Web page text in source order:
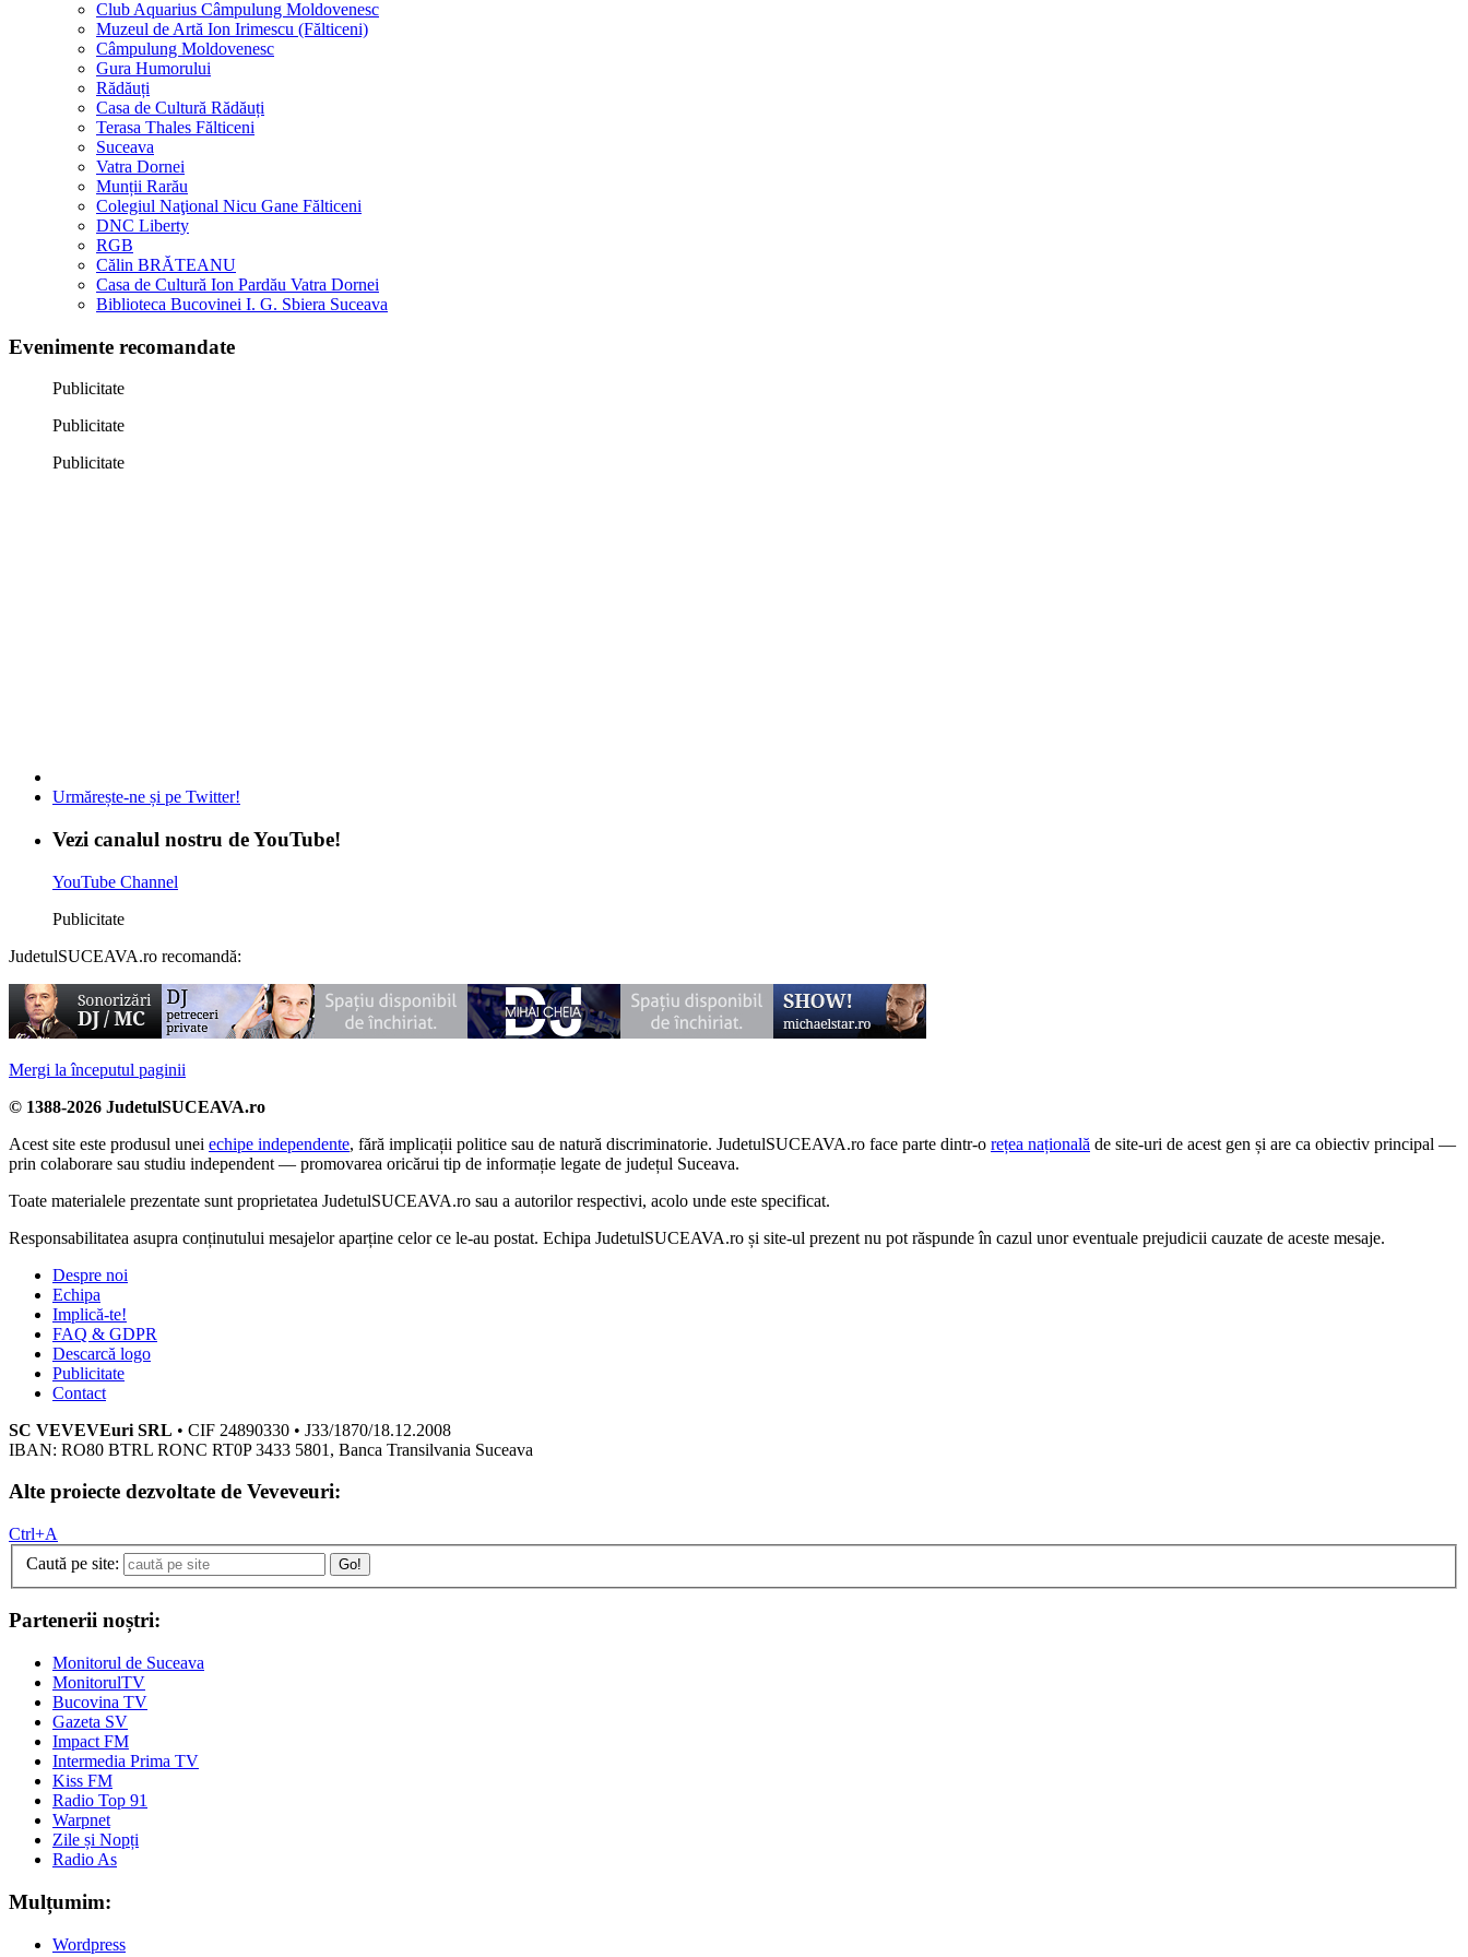
Club Aquarius Câmpulung Moldovenesc
Muzeul de Artă Ion Irimescu (Fălticeni)
Câmpulung Moldovenesc
Gura Humorului
Rădăuți
Casa de Cultură Rădăuți
Terasa Thales Fălticeni
Suceava
Vatra Dornei
Munții Rarău
Colegiul Naţional Nicu Gane Fălticeni
DNC Liberty
RGB
Călin BRĂTEANU
Casa de Cultură Ion Pardău Vatra Dornei
Biblioteca Bucovinei I. G. Sbiera Suceava
Evenimente recomandate
Publicitate
Publicitate
Publicitate
Urmărește-ne și pe Twitter!
Vezi canalul nostru de YouTube!
YouTube Channel
Publicitate
JudetulSUCEAVA.ro recomandă:
Mergi la începutul paginii
© 1388-2026 JudetulSUCEAVA.ro
Acest site este produsul unei echipe independente, fără implicații politice sau de natură discriminatorie. JudetulSUCEAVA.ro face parte dintr-o rețea națională de site-uri de acest gen și are ca obiectiv principal —
prin colaborare sau studiu independent — promovarea oricărui tip de informație legate de județul Suceava.
Toate materialele prezentate sunt proprietatea JudetulSUCEAVA.ro sau a autorilor respectivi, acolo unde este specificat.
Responsabilitatea asupra conținutului mesajelor aparține celor ce le-au postat. Echipa JudetulSUCEAVA.ro și site-ul prezent nu pot răspunde în cazul unor eventuale prejudicii cauzate de aceste mesaje.
Despre noi
Echipa
Implică-te!
FAQ & GDPR
Descarcă logo
Publicitate
Contact
SC VEVEVEuri SRL • CIF 24890330 • J33/1870/18.12.2008
IBAN: RO80 BTRL RONC RT0P 3433 5801, Banca Transilvania Suceava
Alte proiecte dezvoltate de Veveveuri:
Ctrl+A
Caută pe site:
Go!
Partenerii noștri:
Monitorul de Suceava
MonitorulTV
Bucovina TV
Gazeta SV
Impact FM
Intermedia Prima TV
Kiss FM
Radio Top 91
Warpnet
Zile și Nopți
Radio As
Mulțumim:
Wordpress